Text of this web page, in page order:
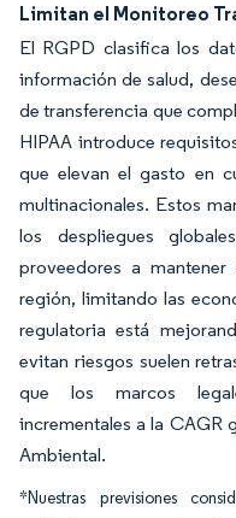
Limitan el Monitoreo
El RGPD clasifica los
información de salud,
de transferencia que
HIPAA introduce
que elevan el gasto en
multinacionales. Estos
los despliegues
proveedores a
región, limitando las
regulatoria está
evitan riesgos suelen
que los marcos
incrementales a la CAGR
Ambiental.
*Nuestras previsiones